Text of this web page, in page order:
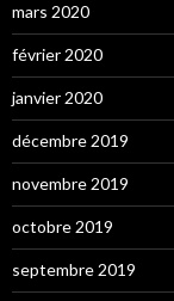
mars 2020
février 2020
janvier 2020
décembre 2019
novembre 2019
octobre 2019
septembre 2019